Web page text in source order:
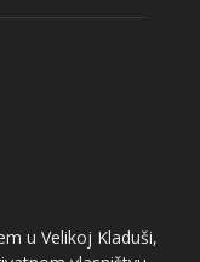
u Velikoj Kladuši,